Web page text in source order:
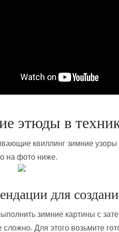
этюды в
квиллинг зимние
на фото ниже.
для
зимние картины с
сложно. Для этого возьмите